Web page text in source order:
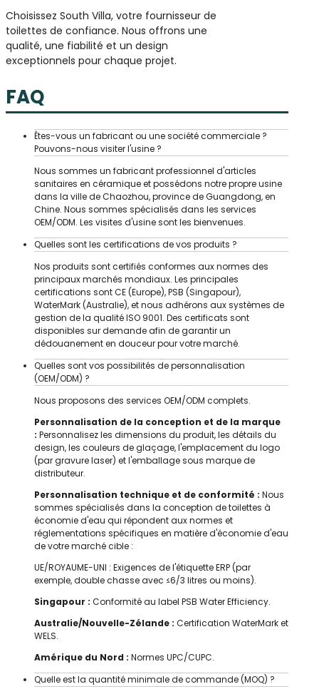
Choisissez South Villa, votre fournisseur de
toilettes de confiance. Nous offrons une
qualité, une fiabilité et un design
exceptionnels pour chaque projet.
FAQ
Êtes-vous un fabricant ou une société commerciale ?
Pouvons-nous visiter l'usine ?
Nous sommes un fabricant professionnel d'articles
sanitaires en céramique et possédons notre propre usine
dans la ville de Chaozhou, province de Guangdong, en
Chine. Nous sommes spécialisés dans les services
OEM/ODM. Les visites d'usine sont les bienvenues.
Quelles sont les certifications de vos produits ?
Nos produits sont certifiés conformes aux normes des
principaux marchés mondiaux. Les principales
certifications sont CE (Europe), PSB (Singapour),
WaterMark (Australie), et nous adhérons aux systèmes de
gestion de la qualité ISO 9001. Des certificats sont
disponibles sur demande afin de garantir un
dédouanement en douceur pour votre marché.
Quelles sont vos possibilités de personnalisation
(OEM/ODM) ?
Nous proposons des services OEM/ODM complets.
Personnalisation de la conception et de la marque
: Personnalisez les dimensions du produit, les détails du
design, les couleurs de glaçage, l'emplacement du logo
(par gravure laser) et l'emballage sous marque de
distributeur.
Personnalisation technique et de conformité : Nous
sommes spécialisés dans la conception de toilettes à
économie d'eau qui répondent aux normes et
réglementations spécifiques en matière d'économie d'eau
de votre marché cible :
UE/ROYAUME-UNI : Exigences de l'étiquette ERP (par
exemple, double chasse avec ≤6/3 litres ou moins).
Singapour : Conformité au label PSB Water Efficiency.
Australie/Nouvelle-Zélande : Certification WaterMark et
WELS.
Amérique du Nord : Normes UPC/CUPC.
Quelle est la quantité minimale de commande (MOQ) ?